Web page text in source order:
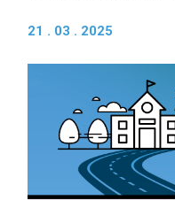
21 . 03 . 2025